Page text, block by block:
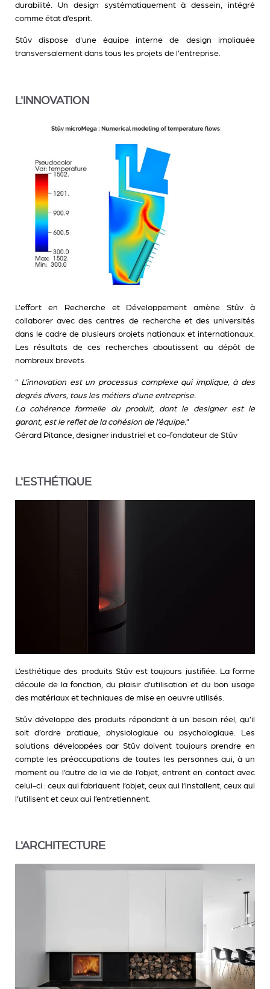
durabilité. Un design systématiquement à dessein, intégré
comme état d’esprit.
Stûv dispose d'une équipe interne de design impliquée
transversalement dans tous les projets de l'entreprise.
L'INNOVATION
L'effort en Recherche et Développement amène Stûv à
collaborer avec des centres de recherche et des universités
dans le cadre de plusieurs projets nationaux et internationaux.
Les résultats de ces recherches aboutissent au dépôt de
nombreux brevets.
“ L’innovation est un processus complexe qui implique, à des
degrés divers, tous les métiers d’une entreprise.
La cohérence formelle du produit, dont le designer est le
garant, est le reflet de la cohésion de l’équipe.”
Gérard Pitance, designer industriel et co-fondateur de Stûv
L'ESTHÉTIQUE
L’esthétique des produits Stûv est toujours justifiée. La forme
découle de la fonction, du plaisir d'utilisation et du bon usage
des matériaux et techniques de mise en oeuvre utilisés.
Stûv développe des produits répondant à un besoin réel, qu’il
soit d’ordre pratique, physiologique ou psychologique. Les
solutions développées par Stûv doivent toujours prendre en
compte les préoccupations de toutes les personnes qui, à un
moment ou l’autre de la vie de l’objet, entrent en contact avec
celui-ci : ceux qui fabriquent l’objet, ceux qui l’installent, ceux qui
l’utilisent et ceux qui l’entretiennent.
L'ARCHITECTURE